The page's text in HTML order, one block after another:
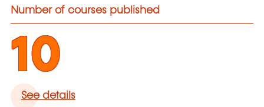
Number of courses published
10
See details